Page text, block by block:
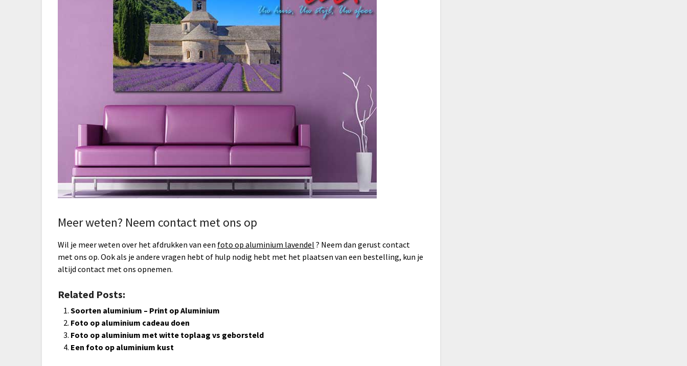
Meer weten? Neem contact met ons op
Wil je meer weten over het afdrukken van een foto op aluminium lavendel ? Neem dan gerust contact
met ons op. Ook als je andere vragen hebt of hulp nodig hebt met het plaatsen van een bestelling, kun je
altijd contact met ons opnemen.
Related Posts:
Soorten aluminium – Print op Aluminium
Foto op aluminium cadeau doen
Foto op aluminium met witte toplaag vs geborsteld
Een foto op aluminium kust